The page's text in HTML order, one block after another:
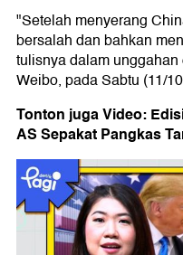
"Setelah menyerang
bersalah dan bahkan
tulisnya dalam
Weibo, pada Sabtu (11/
Tonton juga Video:
AS Sepakat Pangkas